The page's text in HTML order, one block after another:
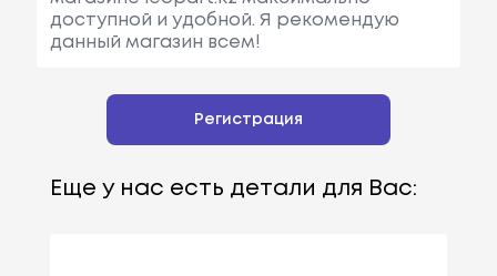
доступной и удобной. Я рекомендую
данный магазин всем!
Регистрация
Еще у нас есть детали для Вас: